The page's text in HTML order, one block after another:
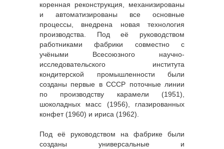
коренная реконструкция, механизированы
и автоматизированы все основные
процессы, внедрена новая технология
производства. Под её руководством
работниками фабрики совместно с
учёными Всесоюзного научно-
исследовательского института
кондитерской промышленности были
созданы первые в СССР поточные линии
по производству карамели (1951),
шоколадных масс (1956), глазированных
конфет (1960) и ириса (1962).
Под её руководством на фабрике были
созданы универсальные и